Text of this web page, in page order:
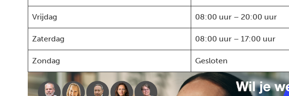
Vrijdag 08:00 uur – 20:00 uur
Zaterdag 08:00 uur – 17:00 uur
Zondag Gesloten